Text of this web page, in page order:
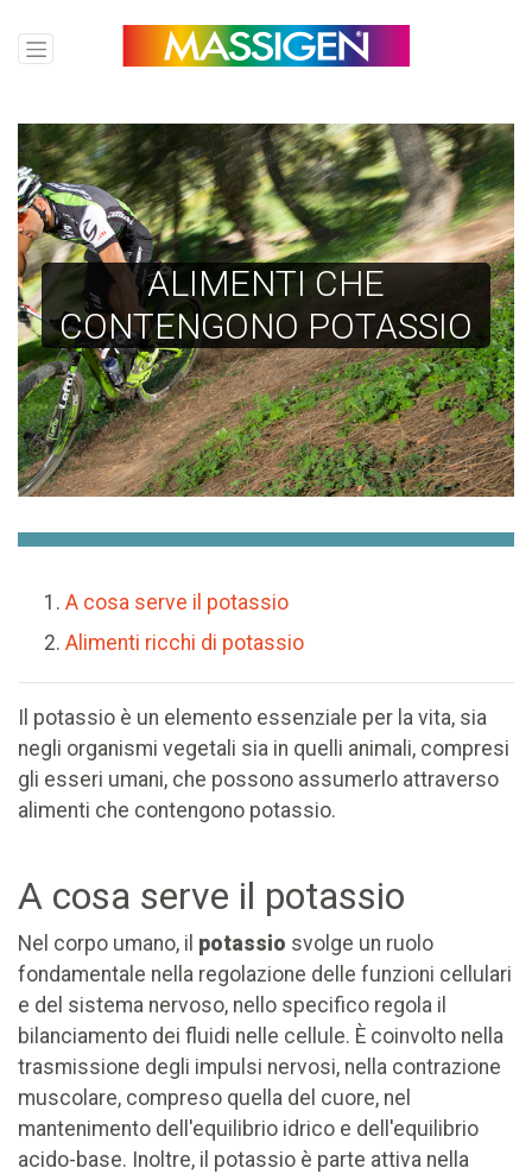
ALIMENTI CHE
CONTENGONO POTASSIO
A cosa serve il potassio
Alimenti ricchi di potassio
Il potassio è un elemento essenziale per la vita, sia
negli organismi vegetali sia in quelli animali, compresi
gli esseri umani, che possono assumerlo attraverso
alimenti che contengono potassio.
A cosa serve il potassio
Nel corpo umano, il potassio svolge un ruolo
fondamentale nella regolazione delle funzioni cellulari
e del sistema nervoso, nello specifico regola il
bilanciamento dei fluidi nelle cellule. È coinvolto nella
trasmissione degli impulsi nervosi, nella contrazione
muscolare, compreso quella del cuore, nel
mantenimento dell'equilibrio idrico e dell'equilibrio
acido-base. Inoltre, il potassio è parte attiva nella